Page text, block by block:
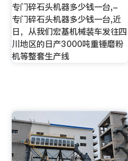
专门碎石头机器多少钱一台,-
专门碎石头机器多少钱一台,近
日，从我们宏基机械装车发往四
川地区的日产3000吨重锤磨粉
机等整套生产线